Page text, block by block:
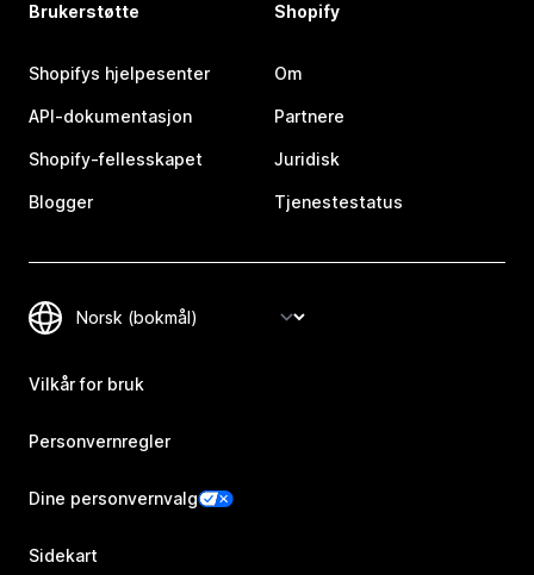
Brukerstøtte
Shopifys hjelpesenter
API-dokumentasjon
Shopify-fellesskapet
Blogger
Shopify
Om
Partnere
Juridisk
Tjenestestatus
Vilkår for bruk
Personvernregler
Dine personvernvalg
Sidekart